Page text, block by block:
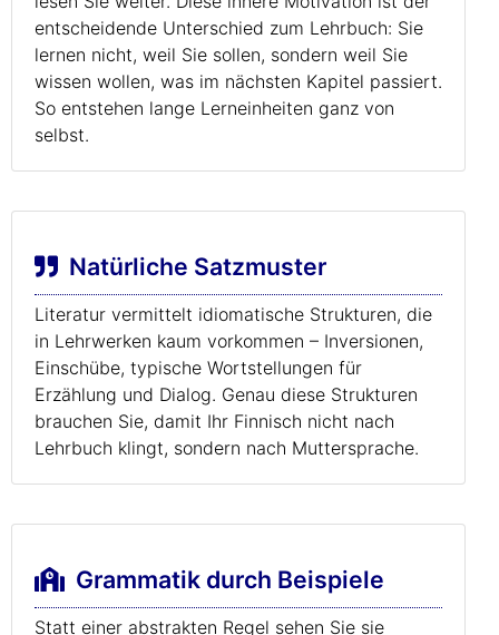
entscheidende Unterschied zum Lehrbuch: Sie
lernen nicht, weil Sie sollen, sondern weil Sie
wissen wollen, was im nächsten Kapitel passiert.
So entstehen lange Lerneinheiten ganz von
selbst.
Natürliche Satzmuster
Literatur vermittelt idiomatische Strukturen, die
in Lehrwerken kaum vorkommen – Inversionen,
Einschübe, typische Wortstellungen für
Erzählung und Dialog. Genau diese Strukturen
brauchen Sie, damit Ihr Finnisch nicht nach
Lehrbuch klingt, sondern nach Muttersprache.
Grammatik durch Beispiele
Statt einer abstrakten Regel sehen Sie sie